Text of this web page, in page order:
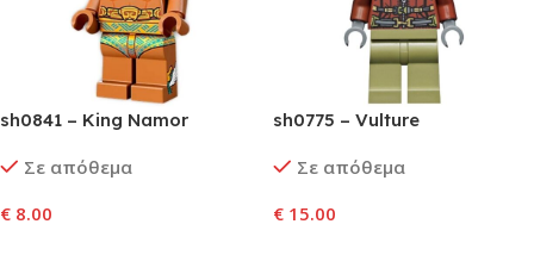
sh0841 – King Namor
Σε απόθεμα
€ 8.00
sh0775 – Vulture
Σε απόθεμα
€ 15.00